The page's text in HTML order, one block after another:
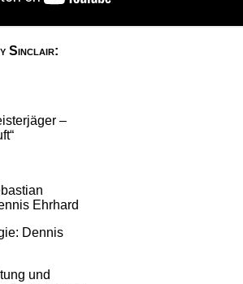
Sinclair:
–
Ehrhard
Dennis
und